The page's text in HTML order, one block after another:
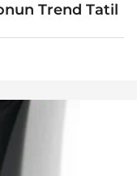
Trend Tatil